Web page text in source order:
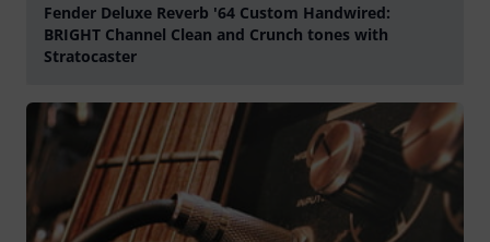
Fender Deluxe Reverb '64 Custom Handwired:
BRIGHT Channel Clean and Crunch tones with
Stratocaster